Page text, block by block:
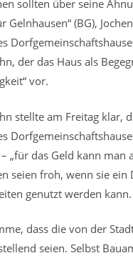
sollten über seine
Gelnhausen“ (BG),
der das Haus als
vor.
stellte am Freitag klar,
„für das Geld kann man
seien froh, wenn sie
genutzt werden
dass die von der
seien. Selbst